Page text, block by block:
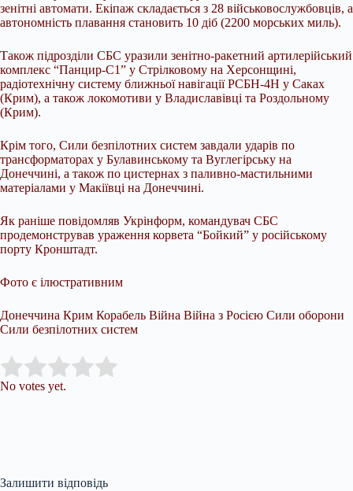
зенітні автомати. Екіпаж складається з 28 військовослужбовців, а
автономність плавання становить 10 діб (2200 морських миль).
Також підрозділи СБС уразили зенітно-ракетний артилерійський
комплекс “Панцир-С1” у Стрілковому на Херсонщині,
радіотехнічну систему ближньої навігації РСБН-4Н у Саках
(Крим), а також локомотиви у Владиславівці та Роздольному
(Крим).
Крім того, Сили безпілотних систем завдали ударів по
трансформаторах у Булавинському та Вуглегірську на
Донеччині, а також по цистернах з паливно-мастильними
матеріалами у Макіївці на Донеччині.
Як раніше повідомляв Укрінформ, командувач СБС
продемонстрував ураження корвета “Бойкий” у російському
порту Кронштадт.
Фото є ілюстративним
Донеччина Крим Корабель Війна Війна з Росією Сили оборони
Сили безпілотних систем
Rate this item:
No votes yet.
Залишити відповідь